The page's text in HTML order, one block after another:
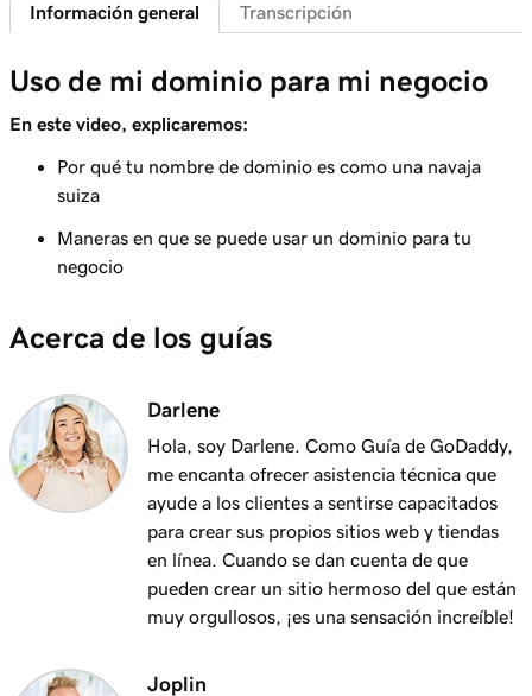
Elige un paquete de correo electrónico
Lección 7 (de 11)
Reenviar mi correo electrónico de Microsoft 365
47s
Planifica tu sitio web
3m 12s
Lección 9 (de 11)
Cuando hacer bricolaje y cuando delegar
3m 28s
Crea un sitio web
Lección 11 (de 11)
Contratar a alguien para crear tu sitio web
Información general Transcripción
Uso de mi dominio para mi negocio
En este video, explicaremos:
Por qué tu nombre de dominio es como una navaja
suiza
Maneras en que se puede usar un dominio para tu
negocio
Acerca de los guías
Darlene
Hola, soy Darlene. Como Guía de GoDaddy,
me encanta ofrecer asistencia técnica que
ayude a los clientes a sentirse capacitados
para crear sus propios sitios web y tiendas
en línea. Cuando se dan cuenta de que
pueden crear un sitio hermoso del que están
muy orgullosos, ¡es una sensación increíble!
Joplin